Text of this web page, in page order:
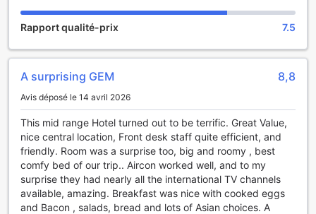
raffinée de boissons, allant des cocktails exotiques aux
vins fins, tout en se relaxant après une journée
d'exploration à Cao Lãnh. Les clients peuvent s'y retrouver
verre, dans une atmosphère animée et décontractée.
Le bar du Sao Mai Hotel ne se limite pas à offrir des
rafraîchissements ; il propose également des soirées
thématiques et des événements spéciaux qui animent les
nuits de l'hôtel. Que ce soit pour écouter de la musique live,
participer à des quiz ou simplement profiter d'une
ambiance festive, chaque visite promet d'être mémorable.
Les clients peuvent ainsi se plonger dans la culture locale
tout en se divertissant, faisant de leur séjour une
expérience enrichissante et divertissante.
Rapport qualité-prix 7.5
A surprising GEM 8,8
Avis déposé le 14 avril 2026
This mid range Hotel turned out to be terrific. Great Value,
nice central location, Front desk staff quite efficient, and
friendly. Room was a surprise too, big and roomy , best
comfy bed of our trip.. Aircon worked well, and to my
surprise they had nearly all the international TV channels
available, amazing. Breakfast was nice with cooked eggs
and Bacon , salads, bread and lots of Asian choices. A